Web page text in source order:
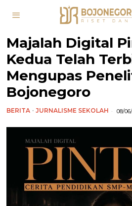
Majalah Digital
Kedua Telah
Mengupas
Bojonegoro
BERITA · JURNALISME SEKOLAH 08/